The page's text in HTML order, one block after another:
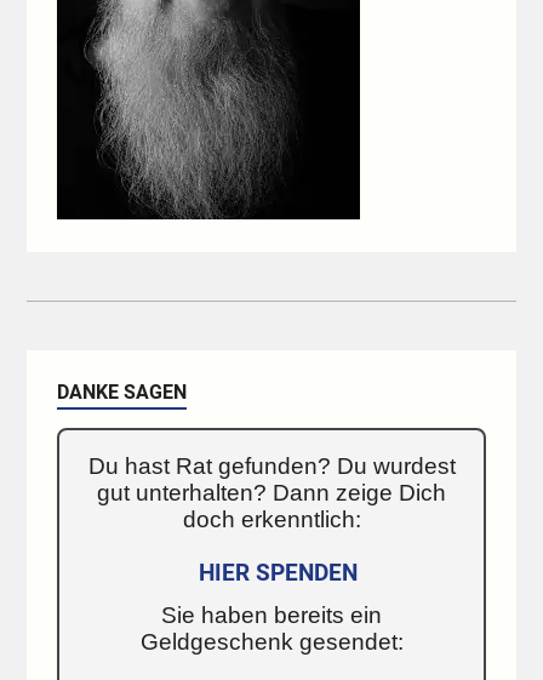
DANKE SAGEN
Du hast Rat gefunden? Du wurdest
gut unterhalten? Dann zeige Dich
doch erkenntlich:
HIER SPENDEN
Sie haben bereits ein
Geldgeschenk gesendet: